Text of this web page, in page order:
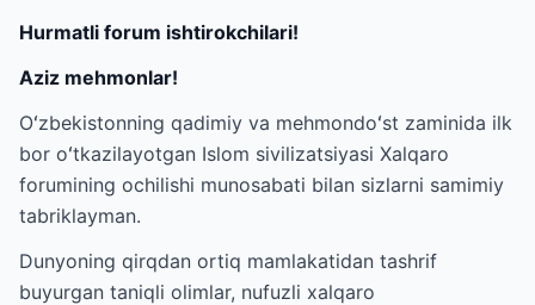
Hurmatli forum ishtirokchilari!
Aziz mehmonlar!
Oʻzbekistonning qadimiy va mehmondoʻst zaminida ilk
bor oʻtkazilayotgan Islom sivilizatsiyasi Xalqaro
forumining ochilishi munosabati bilan sizlarni samimiy
tabriklayman.
Dunyoning qirqdan ortiq mamlakatidan tashrif
buyurgan taniqli olimlar, nufuzli xalqaro